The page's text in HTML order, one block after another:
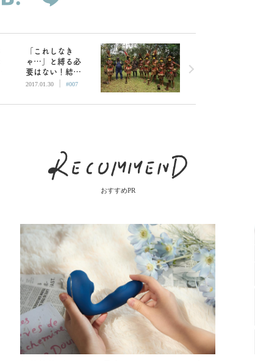
「これしなき
ゃ…」と縛る必
要はない！結婚
しても「ひとり
ロ活の極意
2017.01.30 | #007
おすすめPR